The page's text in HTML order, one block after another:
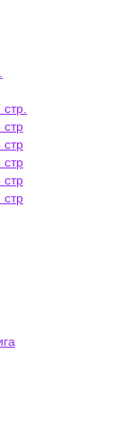
стр
стр
стр
стр
стр